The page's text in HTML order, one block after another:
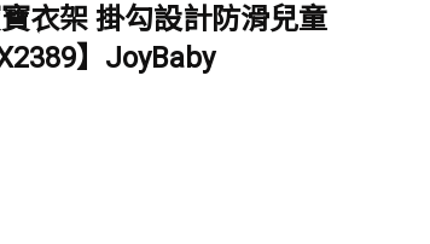
衣架 掛勾設計防滑兒童
】JoyBaby